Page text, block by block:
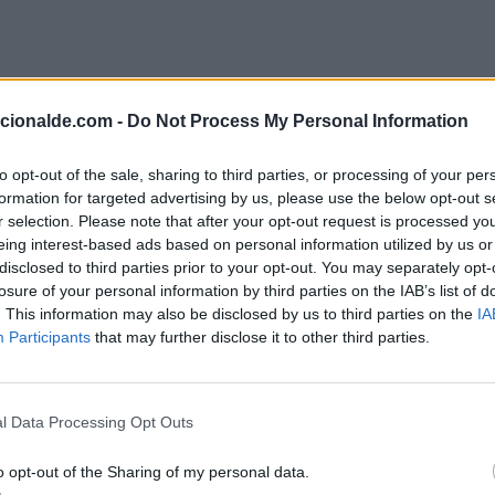
- Do Not Process My Personal Information
opt-out of the sale, sharing to third parties, or processing of your
for targeted advertising by us, please use the below opt-out
selection. Please note that after your opt-out request is processed
interest-based ads based on personal information utilized by us
to third parties prior to your opt-out. You may separately
of your personal information by third parties on the IAB’s list of
This information may also be disclosed by us to third parties on the
Participants that may further disclose it to other third parties.
Data Processing Opt Outs
opt-out of the Sharing of my personal data.
de las ondas gravitacionales en el experimento
de 2015.
a sus funciones el día 28 de febrero por